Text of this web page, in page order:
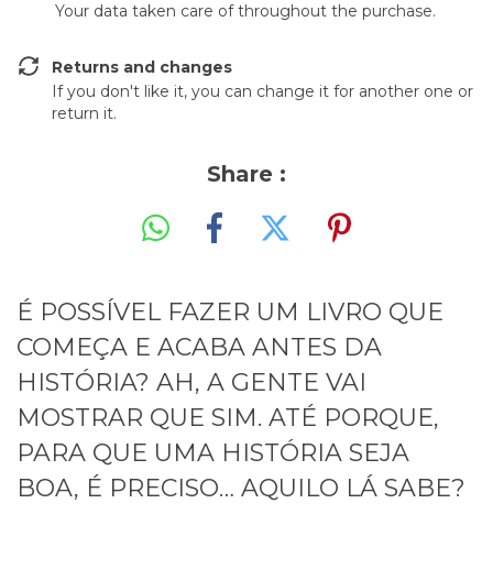
Your data taken care of throughout the purchase.
Returns and changes
If you don't like it, you can change it for another one or
return it.
Share :
É POSSÍVEL FAZER UM LIVRO QUE
COMEÇA E ACABA ANTES DA
HISTÓRIA? AH, A GENTE VAI
MOSTRAR QUE SIM. ATÉ PORQUE,
PARA QUE UMA HISTÓRIA SEJA
BOA, É PRECISO… AQUILO LÁ SABE?